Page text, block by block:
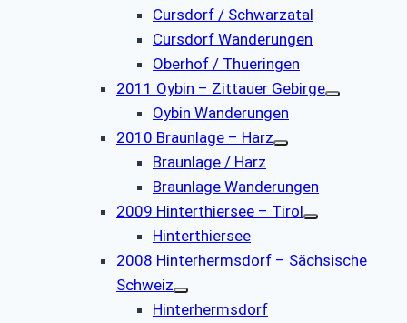
Cursdorf / Schwarzatal
Cursdorf Wanderungen
Oberhof / Thueringen
2011 Oybin – Zittauer Gebirge
Oybin Wanderungen
2010 Braunlage – Harz
Braunlage / Harz
Braunlage Wanderungen
2009 Hinterthiersee – Tirol
Hinterthiersee
2008 Hinterhermsdorf – Sächsische
Schweiz
Hinterhermsdorf